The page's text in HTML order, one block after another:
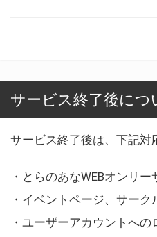
サービス終了後につ
サービス終了後は、下記対
・とらのあなWEBオンリ
・イベントページ、サー
・ユーザーアカウントへの